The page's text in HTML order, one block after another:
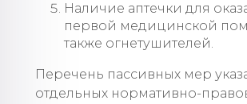
Наличие аптечки для
первой медицинской
также огнетушителей.
Перечень пассивных мер
отдельных нормативно-